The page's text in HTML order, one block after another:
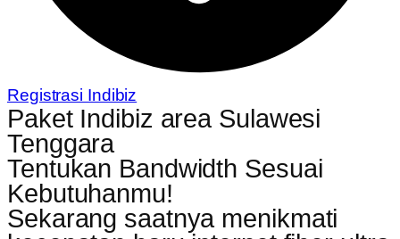
Registrasi Indibiz
Paket Indibiz area Sulawesi
Tenggara
Tentukan Bandwidth Sesuai
Kebutuhanmu!
Sekarang saatnya menikmati